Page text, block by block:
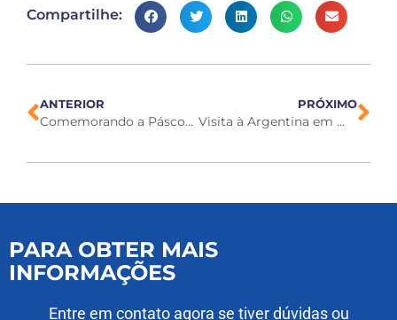
Compartilhe:
ANTERIOR
Comemorando a Páscoa de 2025
PRÓXIMO
Visita à Argentina em maio de 2025
PARA OBTER MAIS
INFORMAÇÕES
Entre em contato agora se tiver dúvidas ou